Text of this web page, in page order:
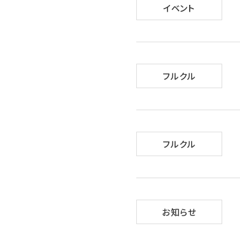
イベント
フルクル
フルクル
お知らせ